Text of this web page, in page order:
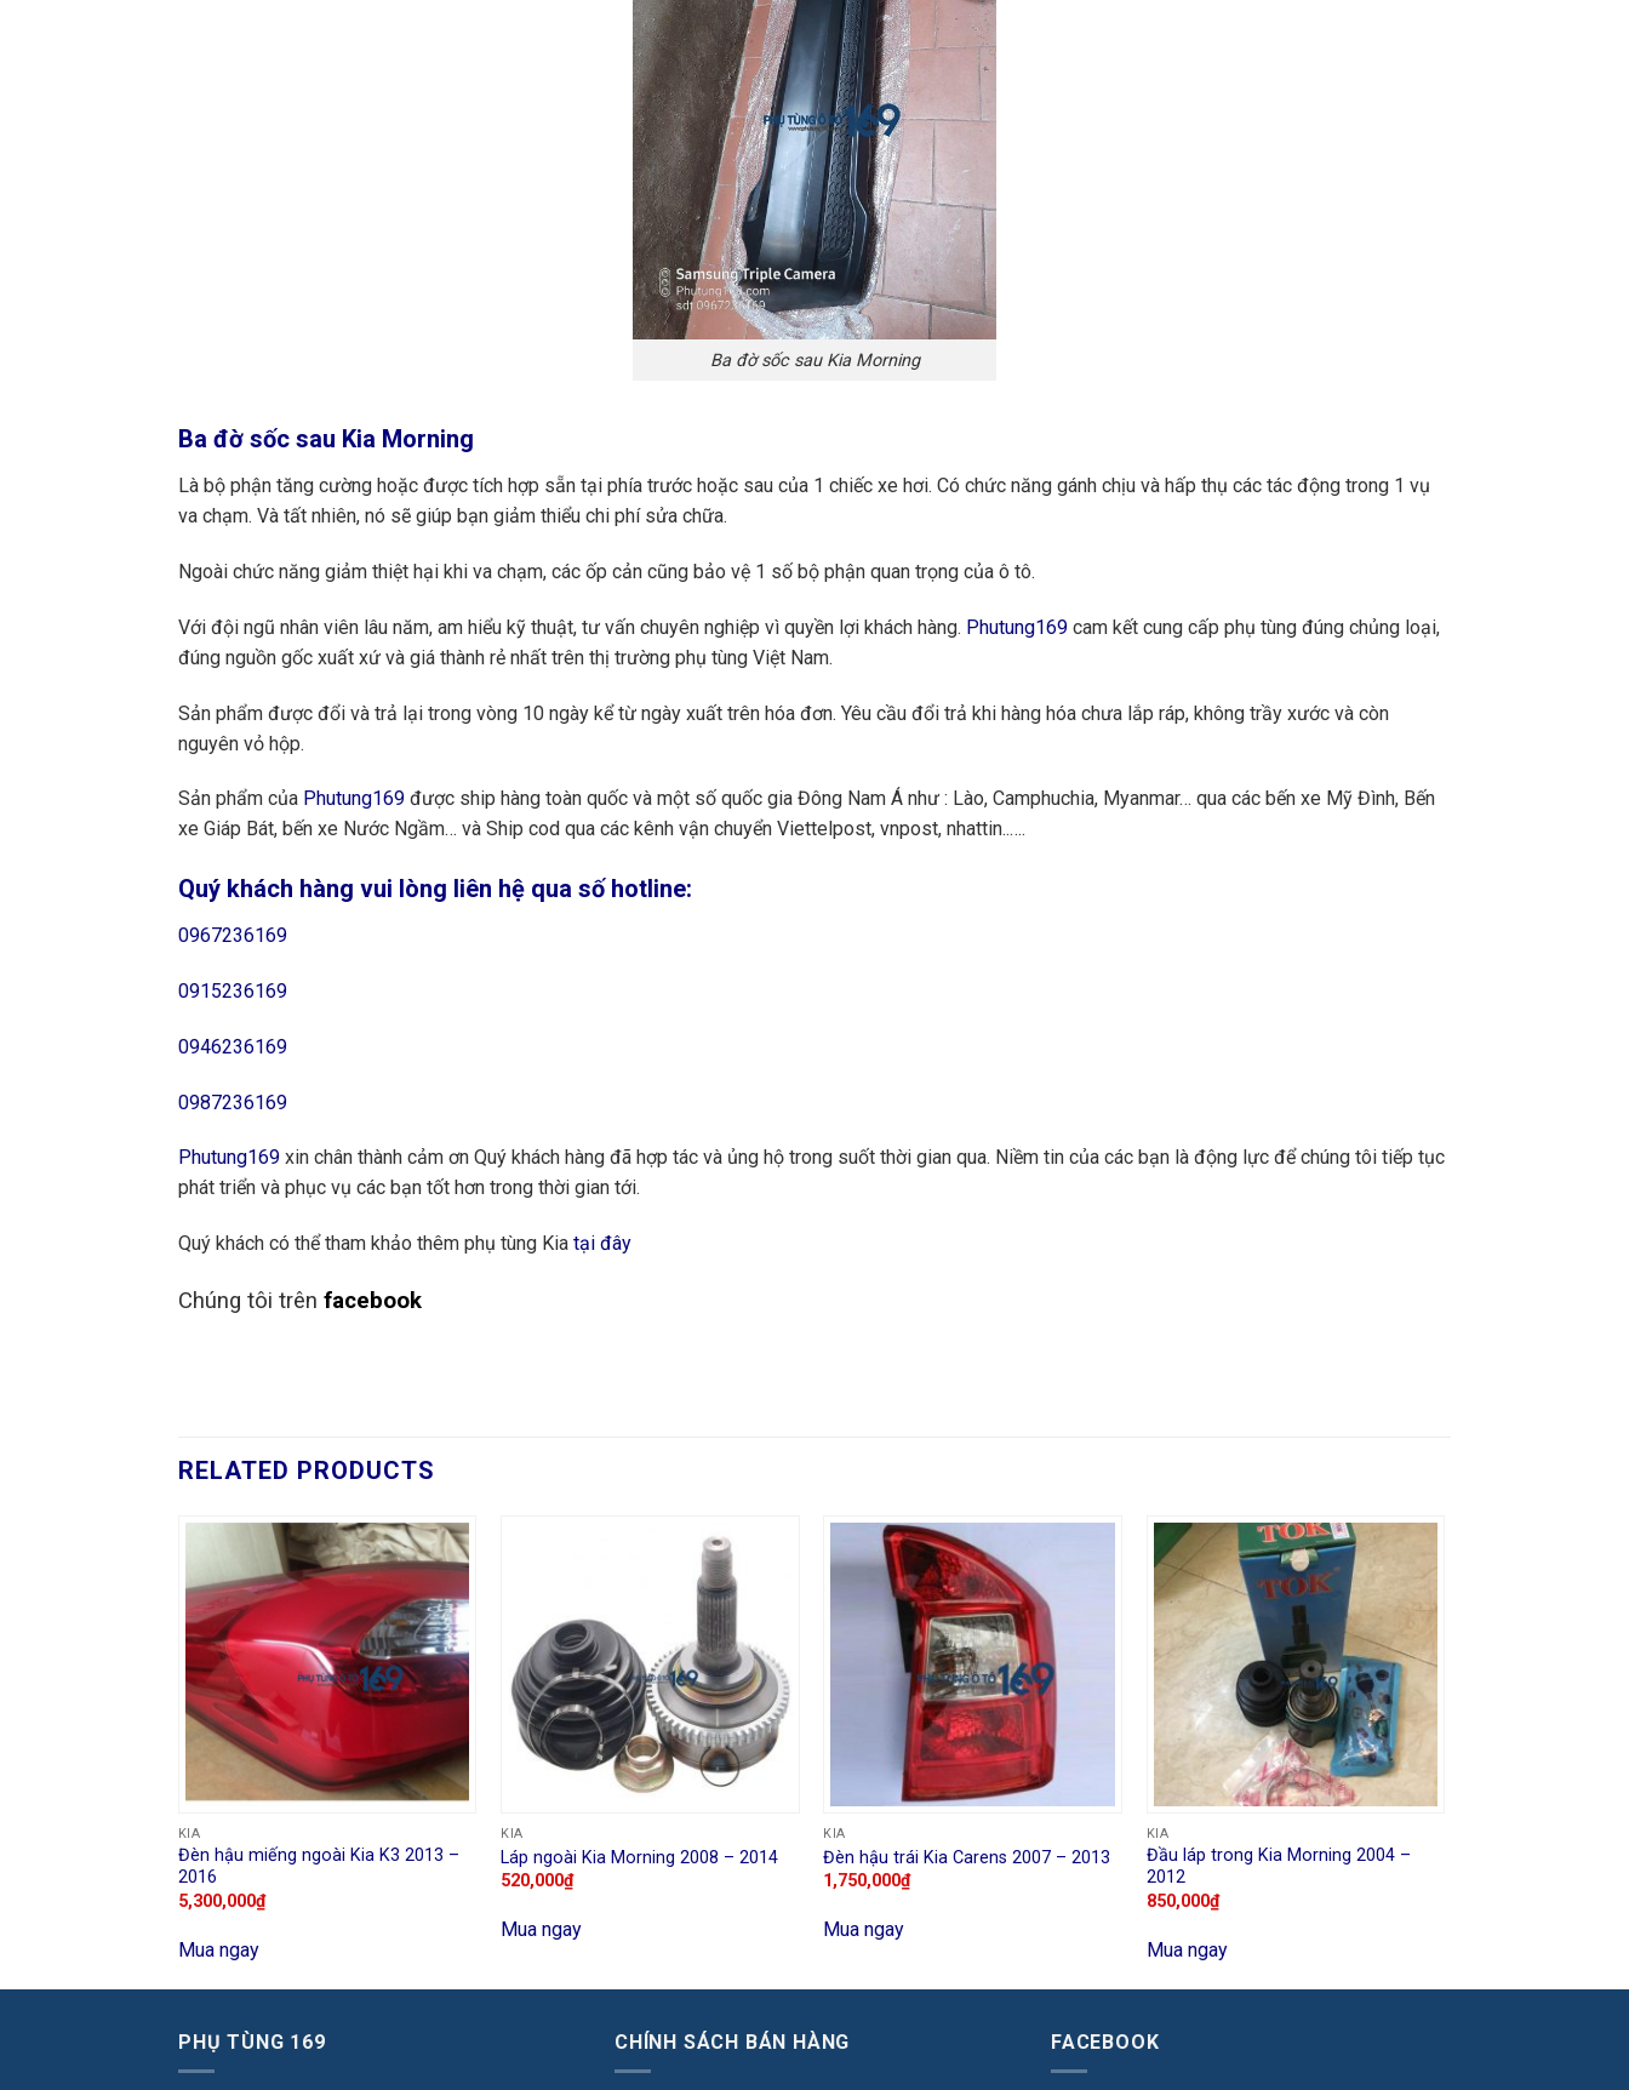
Ba đờ sốc sau Kia Morning
Ba đờ sốc sau Kia Morning
Là bộ phận tăng cường hoặc được tích hợp sẵn tại phía trước hoặc sau của 1 chiếc xe hơi. Có chức năng gánh chịu và hấp thụ các tác động trong 1 vụ
va chạm. Và tất nhiên, nó sẽ giúp bạn giảm thiểu chi phí sửa chữa.
Ngoài chức năng giảm thiệt hại khi va chạm, các ốp cản cũng bảo vệ 1 số bộ phận quan trọng của ô tô.
Với đội ngũ nhân viên lâu năm, am hiểu kỹ thuật, tư vấn chuyên nghiệp vì quyền lợi khách hàng. Phutung169 cam kết cung cấp phụ tùng đúng chủng loại,
đúng nguồn gốc xuất xứ và giá thành rẻ nhất trên thị trường phụ tùng Việt Nam.
Sản phẩm được đổi và trả lại trong vòng 10 ngày kể từ ngày xuất trên hóa đơn. Yêu cầu đổi trả khi hàng hóa chưa lắp ráp, không trầy xước và còn
nguyên vỏ hộp.
Sản phẩm của Phutung169 được ship hàng toàn quốc và một số quốc gia Đông Nam Á như : Lào, Camphuchia, Myanmar… qua các bến xe Mỹ Đình, Bến
xe Giáp Bát, bến xe Nước Ngầm… và Ship cod qua các kênh vận chuyển Viettelpost, vnpost, nhattin..….
Quý khách hàng vui lòng liên hệ qua số hotline:
0967236169
0915236169
0946236169
0987236169
Phutung169 xin chân thành cảm ơn Quý khách hàng đã hợp tác và ủng hộ trong suốt thời gian qua. Niềm tin của các bạn là động lực để chúng tôi tiếp tục
phát triển và phục vụ các bạn tốt hơn trong thời gian tới.
Quý khách có thể tham khảo thêm phụ tùng Kia tại đây
Chúng tôi trên facebook
RELATED PRODUCTS
KIA
Đèn hậu miếng ngoài Kia K3 2013 –
2016
5,300,000₫
Mua ngay
KIA
Láp ngoài Kia Morning 2008 – 2014
520,000₫
Mua ngay
KIA
Đèn hậu trái Kia Carens 2007 – 2013
1,750,000₫
Mua ngay
KIA
Đầu láp trong Kia Morning 2004 –
2012
850,000₫
Mua ngay
PHỤ TÙNG 169 CHÍNH SÁCH BÁN HÀNG FACEBOOK